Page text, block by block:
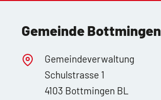
Gemeinde Bottmingen
Gemeindeverwaltung
Schulstrasse 1
4103 Bottmingen BL